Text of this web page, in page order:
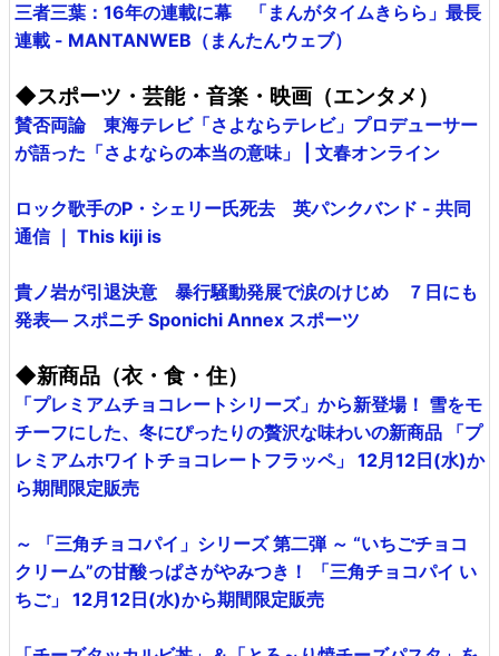
三者三葉：16年の連載に幕 「まんがタイムきらら」最長
連載 - MANTANWEB（まんたんウェブ）
◆スポーツ・芸能・音楽・映画（エンタメ）
賛否両論 東海テレビ「さよならテレビ」プロデューサー
が語った「さよならの本当の意味」 | 文春オンライン
ロック歌手のP・シェリー氏死去 英パンクバンド - 共同
通信 ｜ This kiji is
貴ノ岩が引退決意 暴行騒動発展で涙のけじめ ７日にも
発表― スポニチ Sponichi Annex スポーツ
◆新商品（衣・食・住）
「プレミアムチョコレートシリーズ」から新登場！ 雪をモ
チーフにした、冬にぴったりの贅沢な味わいの新商品 「プ
レミアムホワイトチョコレートフラッペ」 12月12日(水)か
ら期間限定販売
～ 「三角チョコパイ」シリーズ 第二弾 ～ “いちごチョコ
クリーム”の甘酸っぱさがやみつき！ 「三角チョコパイ い
ちご」 12月12日(水)から期間限定販売